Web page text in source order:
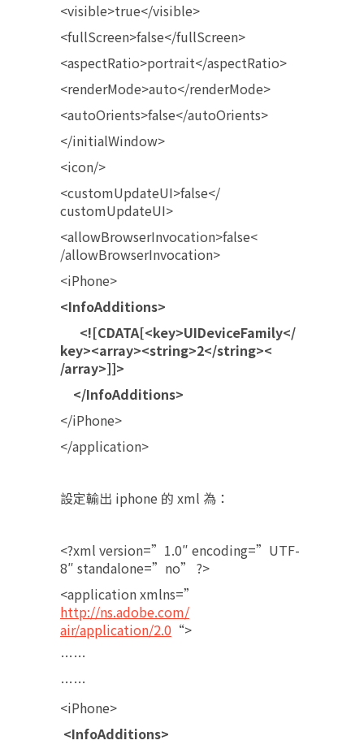
<visible>true</visible>
<fullScreen>false</fullScreen>
<aspectRatio>portrait</aspectRatio>
<renderMode>auto</renderMode>
<autoOrients>false</autoOrients>
</initialWindow>
<icon/>
<customUpdateUI>false</
customUpdateUI>
<allowBrowserInvocation>false<
/allowBrowserInvocation>
<iPhone>
<InfoAdditions>
<![CDATA[<key>UIDeviceFamily</
key><array><string>2</string><
/array>]]>
</InfoAdditions>
</iPhone>
</application>
設定輸出 iphone 的 xml 為：
<?xml version=”1.0″ encoding=”UTF-
8″ standalone=”no” ?>
<application xmlns=”
http://ns.adobe.com/
air/application/2.0 “>
……
……
<iPhone>
<InfoAdditions>